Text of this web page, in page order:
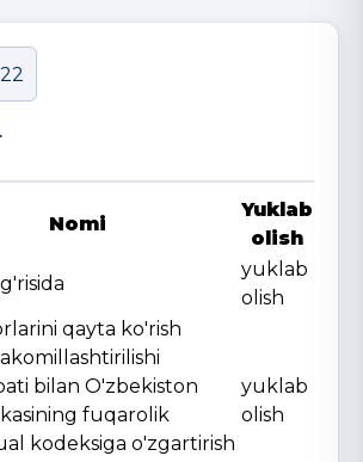
Nomi
Yuklab
olish
yuklab
olish
qayta ko'rish
bilan O'zbekiston
fuqarolik
kodeksiga o'zgartirish
yuklab
olish